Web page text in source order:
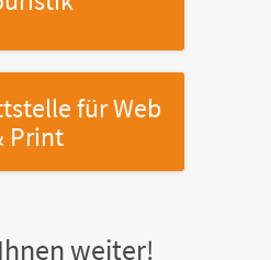
für Web
Print
weiter!